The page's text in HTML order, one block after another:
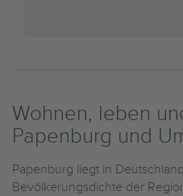
Wohnen, leben
Papenburg und
Papenburg liegt in
Bevölkerungsdichte der